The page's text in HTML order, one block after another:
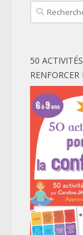
Rechercher :
50